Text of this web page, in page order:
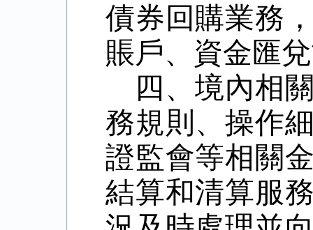
債券回購業務
賬戶、資金匯
四、境內相
務規則、操作
證監會等相關
結算和清算服